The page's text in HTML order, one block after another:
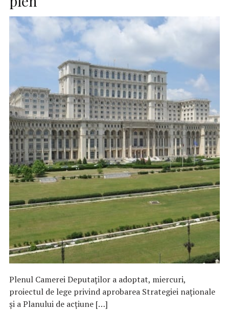
Plenul Camerei Deputaţilor a adoptat, miercuri,
proiectul de lege privind aprobarea Strategiei naţionale
şi a Planului de acţiune […]